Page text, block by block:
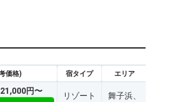
価格) 宿タイプ エリア
21,000円〜
リゾート
舞子浜、